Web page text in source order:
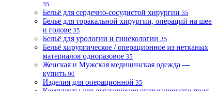
35
Бельё для сердечно-сосудистой хирургии 35
Бельё для торакальной хирургии, операций на шее
и голове 35
Бельё для урологии и гинекологии 35
Бельё хирургическое / операционное из нетканых
материалов одноразовое 35
Женская и Мужская медицинская одежда —
купить 90
Изделия для операционной 35